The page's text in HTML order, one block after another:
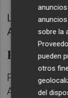
Los
Asebec
Pérdida
Para los
Argelia
sobre la
pueden
otros
del